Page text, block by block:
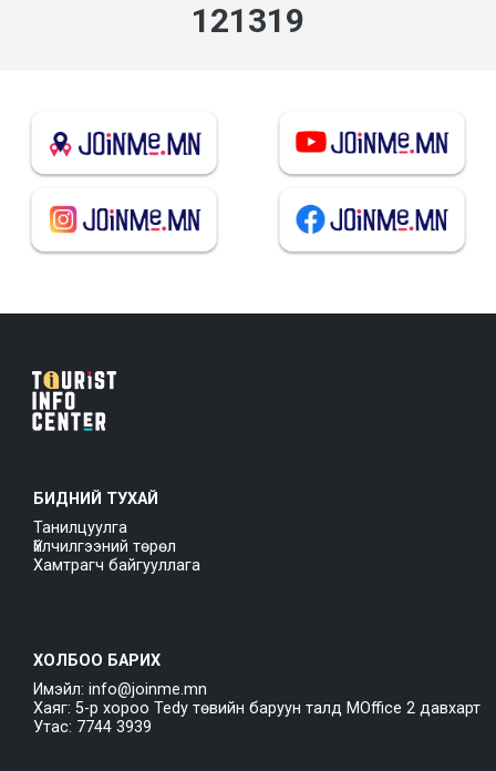
130651
БИДНИЙ ТУХАЙ
Танилцуулга
Үйлчилгээний төрөл
Хамтрагч байгууллага
ХОЛБОО БАРИХ
Имэйл: info@joinme.mn
Хаяг: 5-р хороо Tedy төвийн баруун талд MOffice 2 давхарт
Утас: 7744 3939